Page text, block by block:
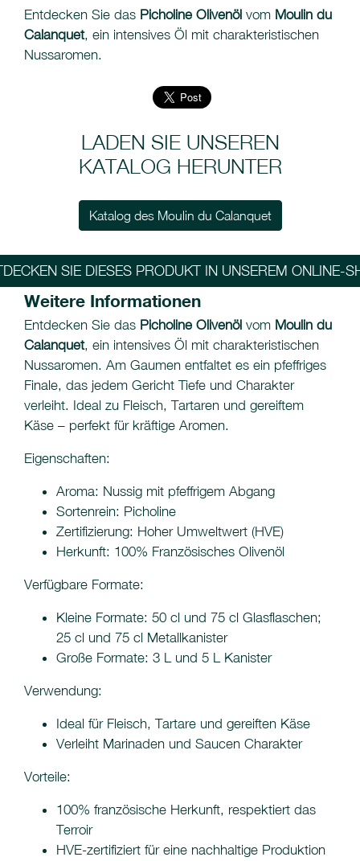
Entdecken Sie das Picholine Olivenöl vom Moulin du
Calanquet, ein intensives Öl mit charakteristischen
Nussaromen.
LADEN SIE UNSEREN
KATALOG HERUNTER
Katalog des Moulin du Calanquet
SIE DIESES PRODUKT IN UNSEREM ONLINE-
Weitere Informationen
Entdecken Sie das Picholine Olivenöl vom Moulin du
Calanquet, ein intensives Öl mit charakteristischen
Nussaromen. Am Gaumen entfaltet es ein pfeffriges
Finale, das jedem Gericht Tiefe und Charakter
verleiht. Ideal zu Fleisch, Tartaren und gereiftem
Käse – perfekt für kräftige Aromen.
Eigenschaften:
Aroma: Nussig mit pfeffrigem Abgang
Sortenrein: Picholine
Zertifizierung: Hoher Umweltwert (HVE)
Herkunft: 100% Französisches Olivenöl
Verfügbare Formate:
Kleine Formate: 50 cl und 75 cl Glasflaschen;
25 cl und 75 cl Metallkanister
Große Formate: 3 L und 5 L Kanister
Verwendung:
Ideal für Fleisch, Tartare und gereiften Käse
Verleiht Marinaden und Saucen Charakter
Vorteile:
100% französische Herkunft, respektiert das
Terroir
HVE-zertifiziert für eine nachhaltige Produktion